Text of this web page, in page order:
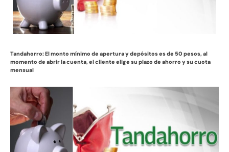
Tandahorro: El monto mínimo de apertura y depósitos es de 50 pesos, al
momento de abrir la cuenta, el cliente elige su plazo de ahorro y su cuota
mensual